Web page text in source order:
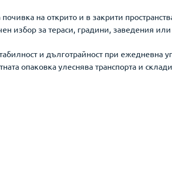
на открито и в закрити
избор за тераси, градини, заведения
и дълготрайност при ежедневна
опаковка улеснява транспорта и